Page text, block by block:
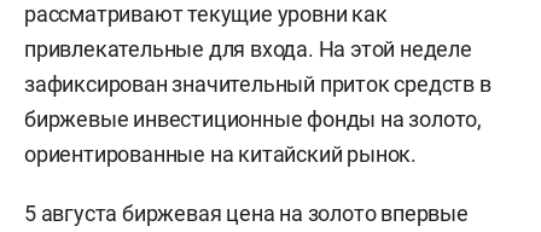
рассматривают текущие уровни как
привлекательные для входа. На этой неделе
зафиксирован значительный приток средств в
биржевые инвестиционные фонды на золото,
ориентированные на китайский рынок.
5 августа биржевая цена на золото впервые